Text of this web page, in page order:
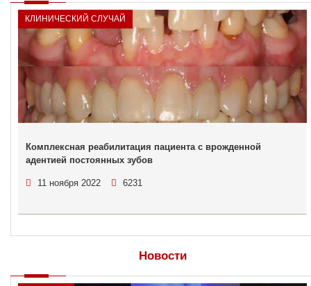
КЛИНИЧЕСКИЙ СЛУЧАЙ
Комплексная реабилитация пациента с врожденной
адентией постоянных зубов
11 ноября 2022 6231
Новости